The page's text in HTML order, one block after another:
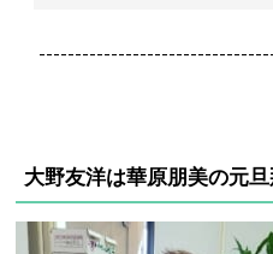
大野友洋は華原朋美の元